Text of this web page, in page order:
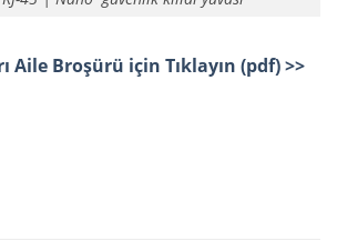
Aile Broşürü için Tıklayın (pdf) >>